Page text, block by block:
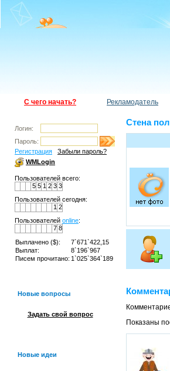
С чего начать? Рекламодатель
Логин:
Пароль:
Регистрация
Забыли пароль?
WMLogin
Пользователей всего:
5 5 1 2 3 3
Пользователей сегодня:
1 2
Пользователей online:
7 8
Выплачено ($):
7`671`422,15
Выплат:
8`196`967
Писем прочитано: 1`025`364`189
Новые вопросы
Задать свой вопрос
Новые идеи
Стена
Показаны